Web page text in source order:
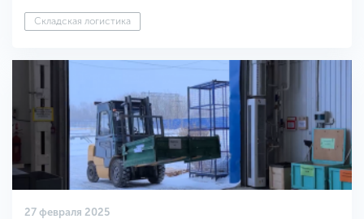
Складская логистика
27 февраля 2025